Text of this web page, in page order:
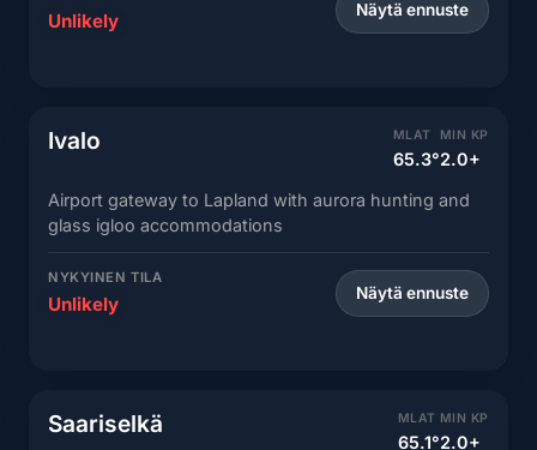
Unlikely Näytä ennuste
Ivalo MLAT
65.3°
MIN KP
2.0+
Airport gateway to Lapland with aurora hunting and
glass igloo accommodations
NYKYINEN TILA
Unlikely Näytä ennuste
Saariselkä MLAT
65.1°
MIN KP
2.0+